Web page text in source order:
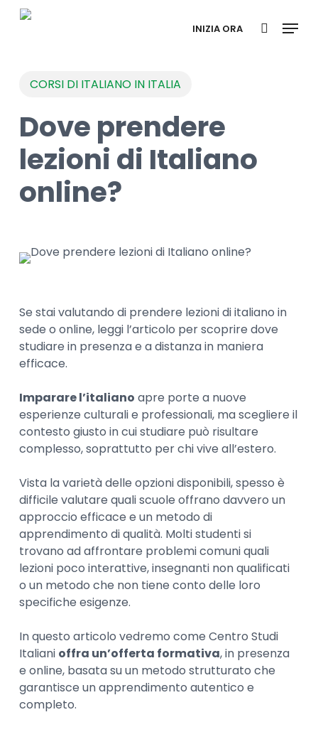
Skip
INIZIA ORA search
Menu
CORSI DI ITALIANO IN ITALIA
Dove prendere
lezioni di Italiano
online?
Se stai valutando di prendere lezioni di italiano in
sede o online, leggi l’articolo per scoprire dove
studiare in presenza e a distanza in maniera
efficace.
Imparare l’italiano apre porte a nuove
esperienze culturali e professionali, ma scegliere il
contesto giusto in cui studiare può risultare
complesso, soprattutto per chi vive all’estero.
Vista la varietà delle opzioni disponibili, spesso è
difficile valutare quali scuole offrano davvero un
approccio efficace e un metodo di
apprendimento di qualità. Molti studenti si
trovano ad affrontare problemi comuni quali
lezioni poco interattive, insegnanti non qualificati
o un metodo che non tiene conto delle loro
specifiche esigenze.
In questo articolo vedremo come Centro Studi
Italiani offra un’offerta formativa, in presenza
e online, basata su un metodo strutturato che
garantisce un apprendimento autentico e
completo.